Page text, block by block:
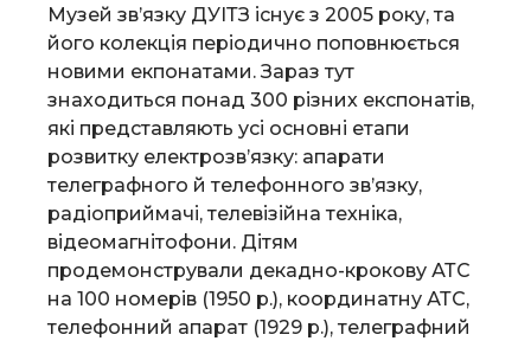
Музей зв’язку ДУІТЗ існує з 2005 року, та
його колекція періодично поповнюється
новими екпонатами. Зараз тут
знаходиться понад 300 різних експонатів,
які представляють усі основні етапи
розвитку електрозв’язку: апарати
телеграфного й телефонного зв’язку,
радіоприймачі, телевізійна техніка,
відеомагнітофони. Дітям
продемонстрували декадно-крокову АТС
на 100 номерів (1950 р.), координатну АТС,
телефонний апарат (1929 р.), телеграфний